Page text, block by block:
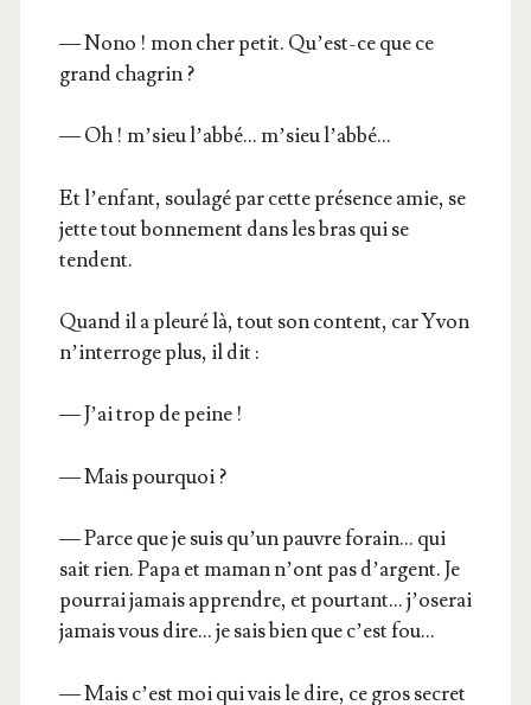
— Nono ! mon cher petit. Qu’est-ce que ce
grand chagrin ?
— Oh ! m’sieu l’abbé… m’sieu l’abbé…
Et l’enfant, sou­la­gé par cette pré­sence amie, se
jette tout bon­ne­ment dans les bras qui se
tendent.
Quand il a pleu­ré là, tout son content, car Yvon
n’interroge plus, il dit :
— J’ai trop de peine !
— Mais pourquoi ?
— Parce que je suis qu’un pauvre forain… qui
sait rien. Papa et maman n’ont pas d’argent. Je
pour­rai jamais apprendre, et pour­tant… j’oserai
jamais vous dire… je sais bien que c’est fou…
— Mais c’est moi qui vais le dire, ce gros secret